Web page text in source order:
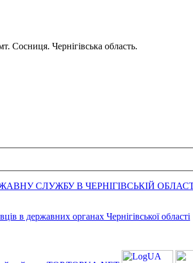
Сосниця. Чернігівська область.
СЛУЖБУ В ЧЕРНІГІВСЬКІЙ
в державних органах Чернігівської області